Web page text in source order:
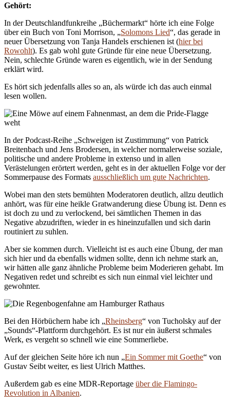
Gehört:
In der Deutschlandfunkreihe „Büchermarkt“ hörte ich eine Folge
über ein Buch von Toni Morrison, „Solomons Lied“, das gerade in
neuer Übersetzung von Tanja Handels erschienen ist (hier bei
Rowohlt). Es gab wohl gute Gründe für eine neue Übersetzung.
Nein, schlechte Gründe waren es eigentlich, wie in der Sendung
erklärt wird.
Es hört sich jedenfalls alles so an, als würde ich das auch einmal
lesen wollen.
In der Podcast-Reihe „Schweigen ist Zustimmung“ von Patrick
Breitenbach und Jens Brodersen, in welcher normalerweise soziale,
politische und andere Probleme in extenso und in allen
Verästelungen erörtert werden, geht es in der aktuellen Folge vor der
Sommerpause des Formats ausschließlich um gute Nachrichten.
Wobei man den stets bemühten Moderatoren deutlich, allzu deutlich
anhört, was für eine heikle Gratwanderung diese Übung ist. Denn es
ist doch zu und zu verlockend, bei sämtlichen Themen in das
Negative abzudriften, wieder in es hineinzufallen und sich darin
routiniert zu suhlen.
Aber sie kommen durch. Vielleicht ist es auch eine Übung, der man
sich hier und da ebenfalls widmen sollte, denn ich nehme stark an,
wir hätten alle ganz ähnliche Probleme beim Moderieren gehabt. Im
Negativen redet und schreibt es sich nun einmal viel leichter und
gewohnter.
Bei den Hörbüchern habe ich „Rheinsberg“ von Tucholsky auf der
„Sounds“-Plattform durchgehört. Es ist nur ein äußerst schmales
Werk, es vergeht so schnell wie eine Sommerliebe.
Auf der gleichen Seite höre ich nun „Ein Sommer mit Goethe“ von
Gustav Seibt weiter, es liest Ulrich Matthes.
Außerdem gab es eine MDR-Reportage über die Flamingo-
Revolution in Albanien.